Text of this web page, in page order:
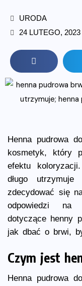
URODA
24 LUTEGO, 2023
Henna pudrowa
kosmetyk, który
efektu
długo
zdecydować się
odpowiedzi na
dotyczące henny
jak dbać o brwi,
Czym jest
Henna pudrowa